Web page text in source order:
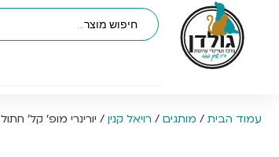
עמוד הבית / מותגים / רויאל קנין / יורינרי מופ’ קל’ חתול 3.5 ק”ג